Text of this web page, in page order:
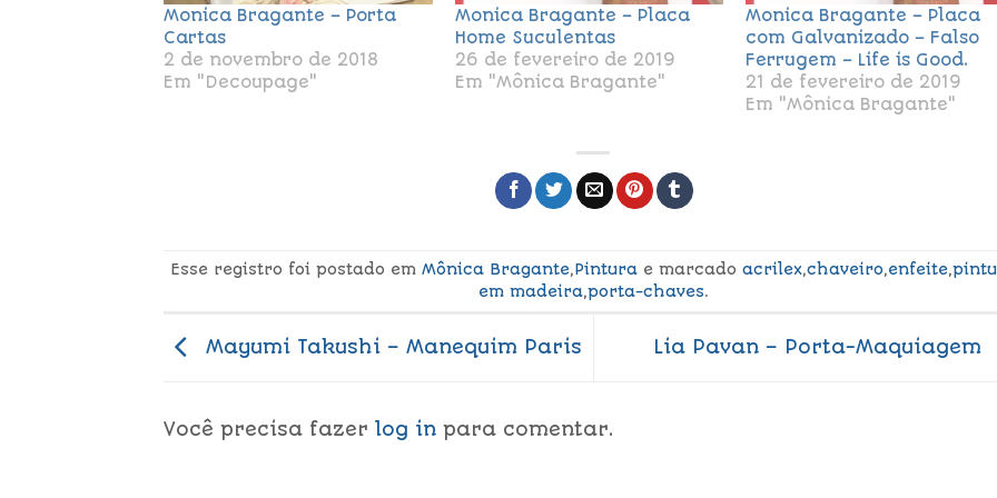
Monica Bragante – Porta
Cartas
2 de novembro de 2018
Em "Decoupage"
Monica Bragante – Placa
Home Suculentas
26 de fevereiro de 2019
Em "Mônica Bragante"
Monica Bragante – Placa
com Galvanizado – Falso
Ferrugem – Life is Good.
21 de fevereiro de 2019
Em "Mônica Bragante"
Esse registro foi postado em Mônica Bragante,Pinturae marcado acrilex,chaveiro,enfeite,
em madeira,porta-chaves.
Mayumi Takushi – Manequim Paris Lia Pavan – Porta-Maquiagem
Você precisa fazer log in para comentar.